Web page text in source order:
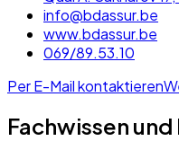
info@bdassur.be
www.bdassur.be
069/89.53.10
Per E-Mail kontaktieren
Fachwissen